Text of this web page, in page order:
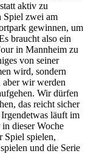
aktiv zu
Spiel zwei am
gewinnen, um
braucht also ein
in Mannheim zu
von seiner
wird, sondern
wir werden
Wir dürfen
das reicht sicher
läuft im
dieser Woche
Spiel spielen,
und die Serie